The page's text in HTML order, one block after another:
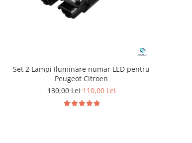
Set 2 Lampi Iluminare numar LED pentru
Peugeot Citroen
130,00 Lei110,00 Lei